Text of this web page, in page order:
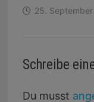
25.
Schreibe
Du musst